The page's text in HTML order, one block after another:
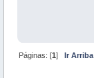
Páginas: [1]Ir Arriba